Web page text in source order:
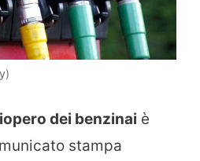
dei benzinai è
stampa